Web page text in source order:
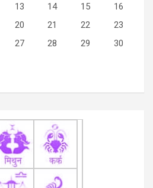
13 14 15
16
20 21 22
23
27 28 29
30